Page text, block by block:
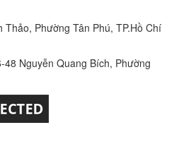
Phường Tân Phú, TP.Hồ Chí
Nguyễn Quang Bích, Phường